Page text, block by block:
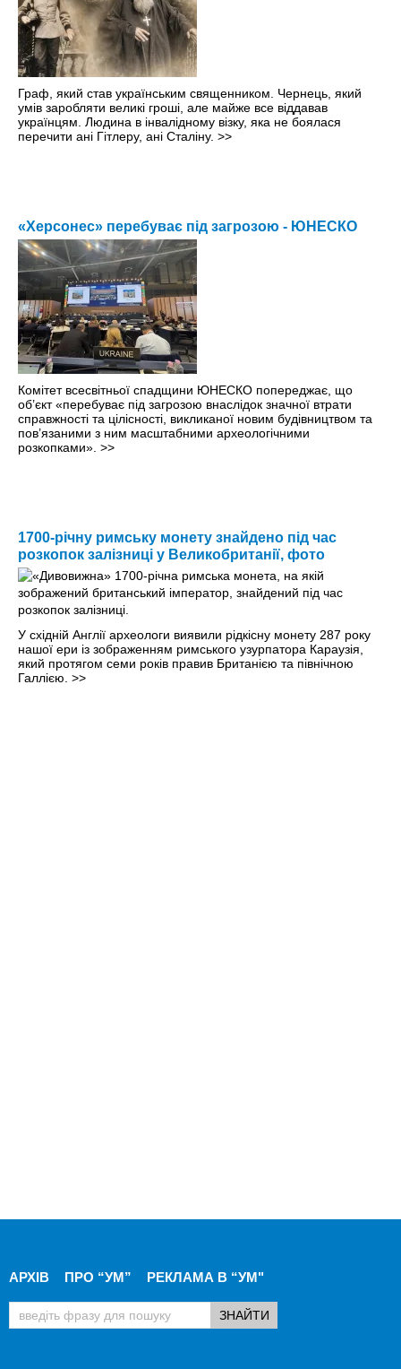
Граф, який став українським священником. Чернець, який
умів заробляти великі гроші, але майже все віддавав
українцям. Людина в інвалідному візку, яка не боялася
перечити ані Гітлеру, ані Сталіну. >>
«Херсонес» перебуває під загрозою - ЮНЕСКО
Комітет всесвітньої спадщини ЮНЕСКО попереджає, що
об’єкт «перебуває під загрозою внаслідок значної втрати
справжності та цілісності, викликаної новим будівництвом та
пов’язаними з ним масштабними археологічними
розкопками». >>
1700-річну римську монету знайдено під час
розкопок залізниці у Великобританії, фото
У східній Англії археологи виявили рідкісну монету 287 року
нашої ери із зображенням римського узурпатора Караузія,
який протягом семи років правив Британією та північною
Галлією. >>
АРХІВ ПРО “УМ” РЕКЛАМА В “УМ"